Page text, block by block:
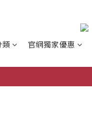
類 官網獨家優惠